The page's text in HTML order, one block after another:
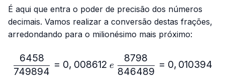
É aqui que entra o poder de precisão dos números
decimais. Vamos realizar a conversão destas frações,
arredondando para o milionésimo mais próximo:
749894
6458
= 0, 008612 e 846489
8798
= 0, 010394